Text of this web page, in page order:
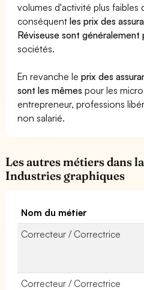
volumes d'activité plus faibles
conséquentles prix des
Réviseuse sont généralement
sociétés.
En revanche leprix des
sont les mêmes pour les
entrepreneur, professions
non salarié.
Les autres métiers dans
Industries graphiques
Nom du métier
Correcteur / Correctrice
Correcteur / Correctrice